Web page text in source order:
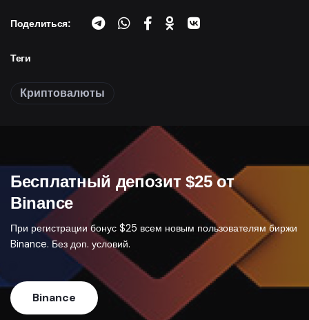
Поделиться:
Теги
Криптовалюты
Бесплатный депозит $25 от
Binance
При регистрации бонус $25 всем новым пользователям биржи
Binance. Без доп. условий.
Binance